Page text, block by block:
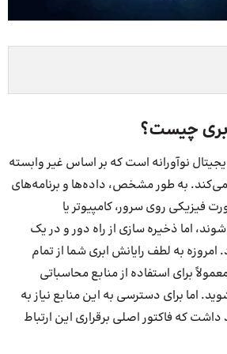
چیست؟
نوآورانه است که بر اساس غیر وابسته
به طور مشخص، داده‌ها و برنامه‌های
فیزیکی روی سرور، کامپیوتر یا
اما ذخیره سازی از راه دور و در یک
به لطف رایانش ابری شما از تمام
برای استفاده از منابع محاسباتی
اما برای دسترسی به این منابع نیاز به
که فاکتور اصلی برقراری این ارتباط